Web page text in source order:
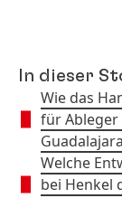
In dieser
Wie das
für Ableger
Welche
bei Henkel